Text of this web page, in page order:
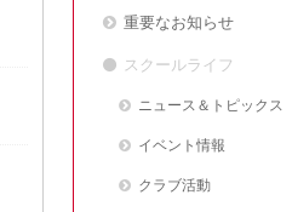
重要なお知らせ
スクールライフ
ニュース＆トピックス
イベント情報
クラブ活動